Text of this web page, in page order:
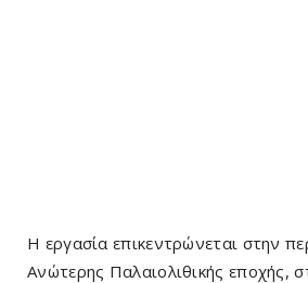
Η εργασία επικεντρώνεται στην
Ανώτερης Παλαιολιθικής εποχής,